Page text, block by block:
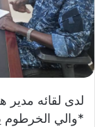
لدى لقائه مدير
*والي الخرطوم